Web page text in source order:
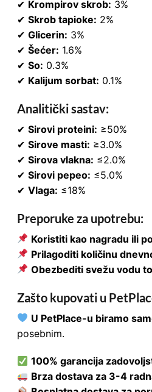
✔ Krompirov skrob: 3%
✔ Skrob tapioke: 2%
✔ Glicerin: 3%
✔ Šećer: 1.6%
✔ So: 0.3%
✔ Kalijum sorbat: 0.1%
Analitički sastav:
✔ Sirovi proteini: ≥50%
✔ Sirove masti: ≥3.0%
✔ Sirova vlakna: ≤2.0%
✔ Sirovi pepeo: ≤5.0%
✔ Vlaga: ≤18%
Preporuke za upotrebu:
Koristiti kao nagradu ili
Prilagoditi količinu
Obezbediti svežu vodu
Zašto kupovati u
U PetPlace-u biramo
posebnim.
100% garancija
Brza dostava za 3-4